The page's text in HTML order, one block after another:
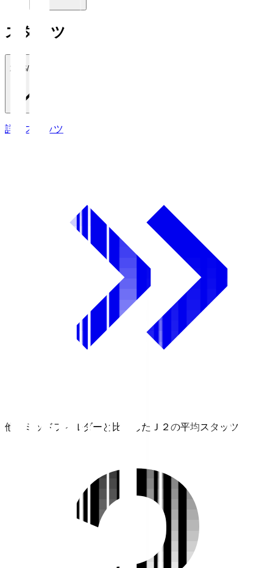
スタッツ
2026/27
詳細スタッツ
他のミッドフィルダーと比較したＪ２の平均スタッツ